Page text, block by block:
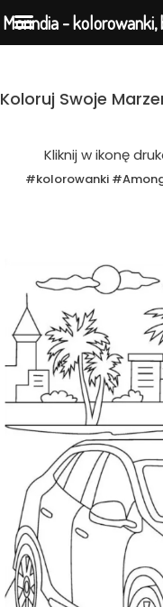
Przejdź
Koloruj Swoje
Kliknij w ikonę
#kolorowanki
Morindia - kolorowanki,